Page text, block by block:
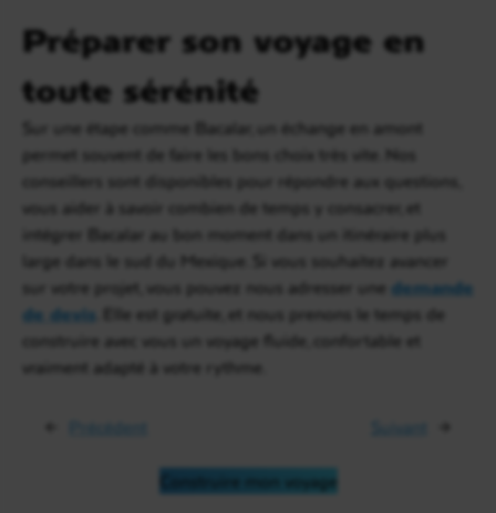
Préparer son voyage en
toute sérénité
Sur une étape comme Bacalar, un échange en amont
permet souvent de faire les bons choix très vite. Nos
conseillers sont disponibles pour répondre aux questions,
vous aider à savoir combien de temps y consacrer, et
intégrer Bacalar au bon moment dans un itinéraire plus
large dans le sud du Mexique. Si vous souhaitez avancer
sur votre projet, vous pouvez nous adresser une demande
de devis . Elle est gratuite, et nous prenons le temps de
construire avec vous un voyage fluide, confortable et
vraiment adapté à votre rythme.
← Suivant →
Construire mon voyage